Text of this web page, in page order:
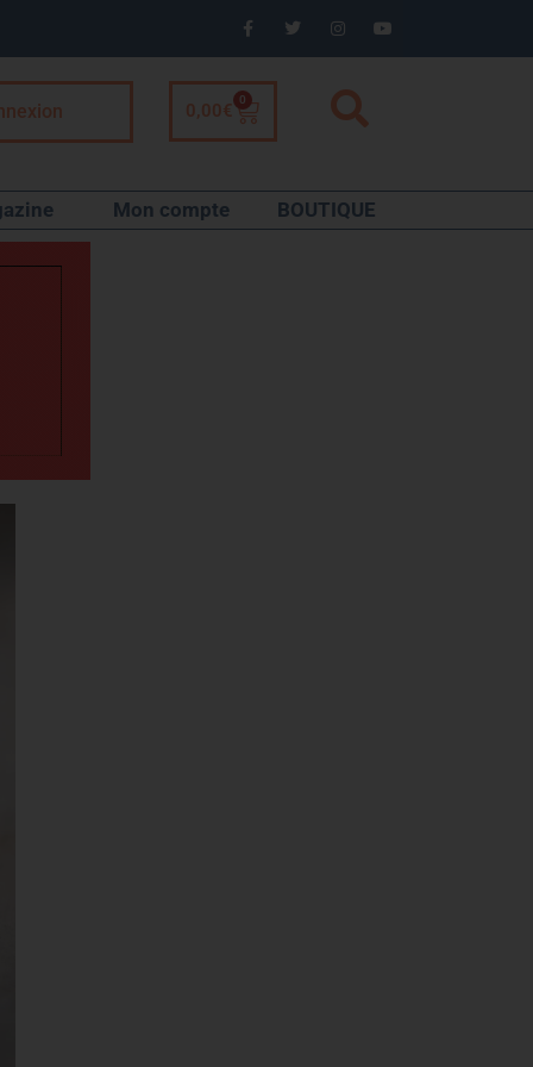
0,00€
0
Mon compte BOUTIQUE